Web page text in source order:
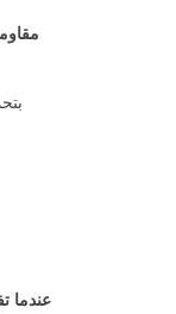
عندما